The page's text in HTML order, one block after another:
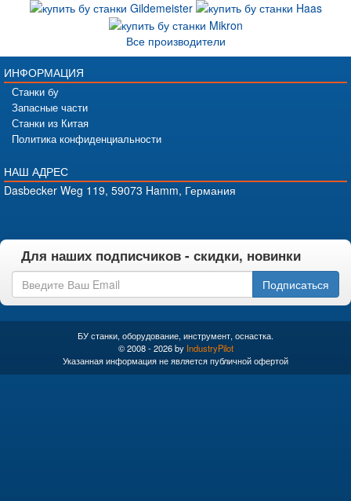
Все производители
ИНФОРМАЦИЯ
Станки бу
Запасные части
Станки из Китая
Политика конфиденциальности
НАШ АДРЕС
Dasbecker Weg 119, 59073 Hamm, Германия
Для наших подписчиков - скидки, новинки
Подписаться
БУ станки, оборудование, инструмент, оснастка.
© 2008 - 2026 by IndustryPilot
Указанная информация не является публичной офертой